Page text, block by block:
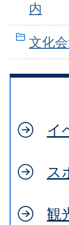
内
文化
イ
ス
観